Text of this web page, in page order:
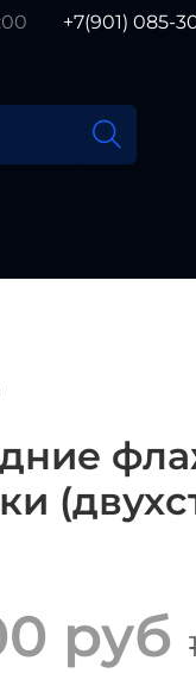
+7(901) 085-
руб